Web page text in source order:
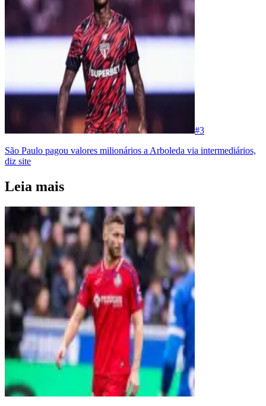
#3
São Paulo pagou valores milionários a Arboleda via intermediários,
diz site
Leia mais